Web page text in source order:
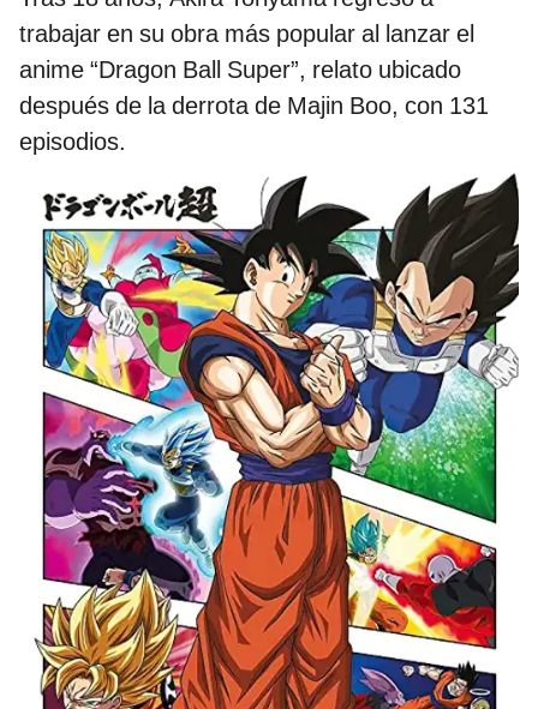
trabajar en su obra más popular al lanzar el
anime “Dragon Ball Super”, relato ubicado
después de la derrota de Majin Boo, con 131
episodios.